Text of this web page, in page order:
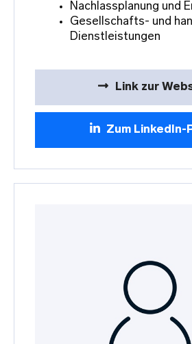
Nachlassplanung und
Gesellschafts- und
Dienstleistungen
Link zur
Zum LinkedIn-